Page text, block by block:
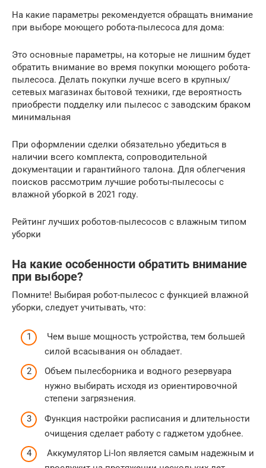
На какие параметры рекомендуется обращать внимание
при выборе моющего робота-пылесоса для дома:
Это основные параметры, на которые не лишним будет
обратить внимание во время покупки моющего робота-
пылесоса. Делать покупки лучше всего в крупных/
сетевых магазинах бытовой техники, где вероятность
приобрести подделку или пылесос с заводским браком
минимальная
При оформлении сделки обязательно убедиться в
наличии всего комплекта, сопроводительной
документации и гарантийного талона. Для облегчения
поисков рассмотрим лучшие роботы-пылесосы с
влажной уборкой в 2021 году.
Рейтинг лучших роботов-пылесосов с влажным типом
уборки
На какие особенности обратить внимание
при выборе?
Помните! Выбирая робот-пылесос с функцией влажной
уборки, следует учитывать, что:
Чем выше мощность устройства, тем большей
силой всасывания он обладает.
Объем пылесборника и водного резервуара
нужно выбирать исходя из ориентировочной
степени загрязнения.
Функция настройки расписания и длительности
очищения сделает работу с гаджетом удобнее.
Аккумулятор Li-Ion является самым надежным и